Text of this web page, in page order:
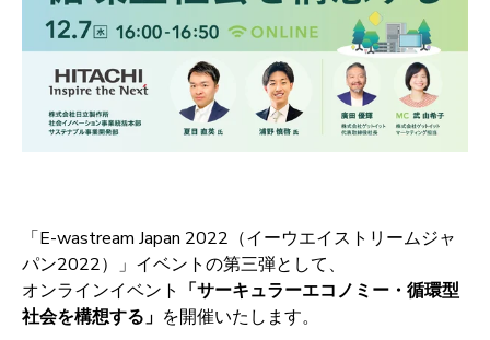
「E-wastream Japan 2022（イーウエイストリームジャ
パン2022）」イベントの第三弾として、
オンラインイベント 「サーキュラーエコノミー・循環型
社会を構想する」 を開催いたします。